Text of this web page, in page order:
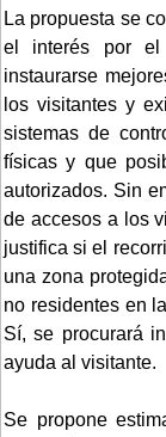
La propuesta se
el interés por el
instaurarse
los visitantes y
sistemas de
físicas y que
autorizados. Sin
de accesos a los
justifica si el
una zona
no residentes en
Sí, se procurará
ayuda al visitante.
Se propone